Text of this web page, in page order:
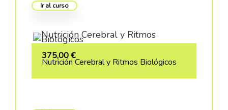
Ir al curso
375,00€
Nutrición Cerebral y Ritmos Biológicos